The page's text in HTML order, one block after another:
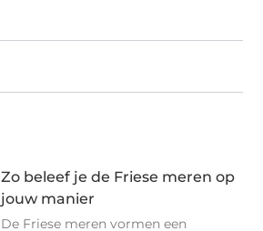
Zo beleef je de Friese meren op
jouw manier
De Friese meren vormen een